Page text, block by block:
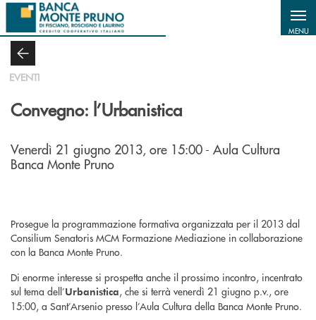
Salta al contenuto principale
MENU
EVENTI
Convegno: l’Urbanistica
Venerdì 21 giugno 2013, ore 15:00 - Aula Cultura
Banca Monte Pruno
Prosegue la programmazione formativa organizzata per il 2013 dal
Consilium Senatoris MCM Formazione Mediazione in collaborazione
con la Banca Monte Pruno.
Di enorme interesse si prospetta anche il prossimo incontro, incentrato
sul tema dell’Urbanistica, che si terrà venerdì 21 giugno p.v., ore
15:00, a Sant’Arsenio presso l’Aula Cultura della Banca Monte Pruno.